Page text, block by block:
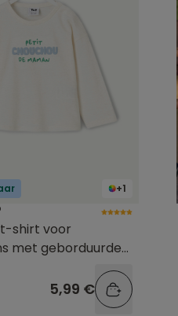
+1
shirt voor
met geborduurde
5,99 €